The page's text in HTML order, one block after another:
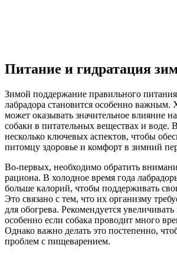
Питание и гидратация
Зимой поддержание правильного
лабрадора становится особенно важным.
может оказывать значительное влияние
собаки в питательных веществах и воде.
несколько ключевых аспектов, чтобы
питомцу здоровье и комфорт в зимний
Во-первых, необходимо обратить
рациона. В холодное время года
больше калорий, чтобы поддерживать
Это связано с тем, что их организму
для обогрева. Рекомендуется
особенно если собака проводит много
Однако важно делать это постепенно,
проблем с пищеварением.